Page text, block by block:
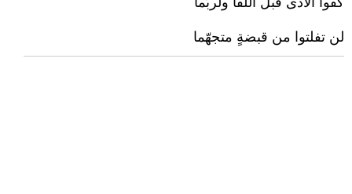
لن تفلتوا من قبضةٍ متجهّما